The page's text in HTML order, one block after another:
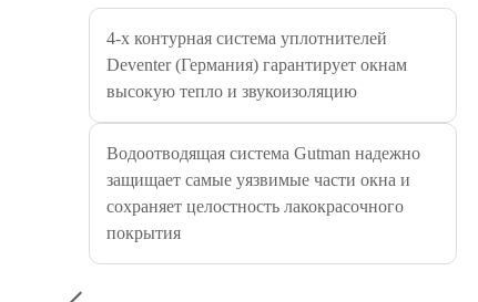
4-х контурная система уплотнителей
Deventer (Германия) гарантирует окнам
высокую тепло и звукоизоляцию
Водоотводящая система Gutman надежно
защищает самые уязвимые части окна и
сохраняет целостность лакокрасочного
покрытия